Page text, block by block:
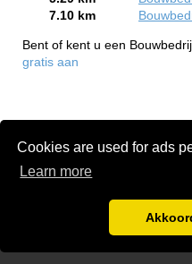
Cookies are used for ads
Learn more
7.10 km
Bent of kent u een
gratis aan
Links
Gratis Verbouw &